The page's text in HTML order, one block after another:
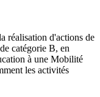
réalisation d'actions de
catégorie B, en
à une Mobilité
les activités